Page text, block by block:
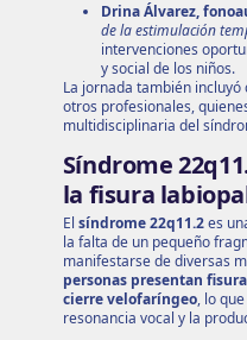
Drina Álvarez,
de la estimulación
intervenciones
y social de los niños.
La jornada también
otros profesionales,
multidisciplinaria del
Síndrome
la fisura
El síndrome 22q11.2es
la falta de un pequeño
manifestarse de diversas
personas presentan
cierre velofaríngeo, lo
resonancia vocal y la